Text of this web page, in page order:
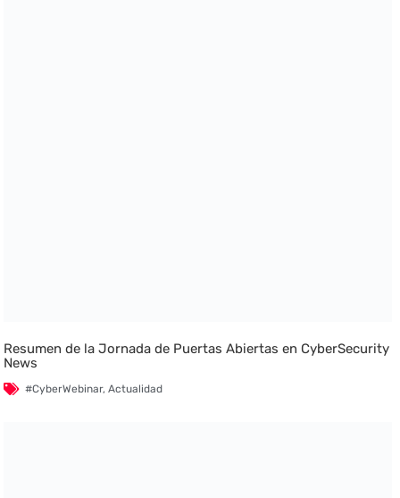
Resumen de la Jornada de Puertas Abiertas en CyberSecurity
News
#CyberWebinar,Actualidad